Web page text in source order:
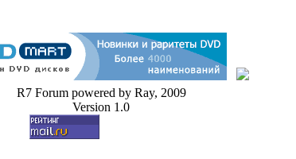
R7 Forum powered by Ray, 2009
Version 1.0